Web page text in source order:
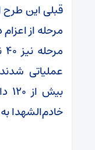
قبلی این طرح
عملیاتی
خادم‌الشهدا